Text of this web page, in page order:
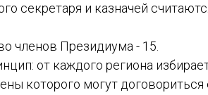
секретаря и казначей
членов Президиума - 15.
от каждого региона
которого могут договориться